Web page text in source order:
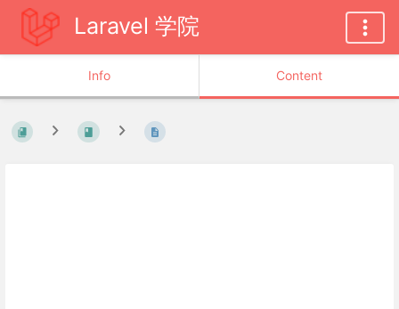
Laravel 学院
Info Content